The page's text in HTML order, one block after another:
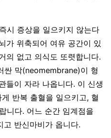
시 증상을 일으키지 않는다
가 위축되어 여유 공간이 있
의 없고 의식도 또렷합니다.
싼 막(neomembrane)이 형
들이 자라 나옵니다. 이 신생
반복 출혈을 일으키고, 혈
니다. 어느 순간 임계점을
고 반신마비가 옵니다.